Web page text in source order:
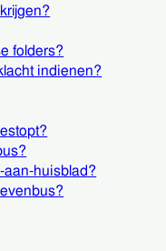
folders?
indienen?
aan-huisblad?